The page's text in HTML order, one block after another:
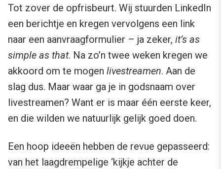
Tot zover de opfrisbeurt. Wij stuurden LinkedIn
een berichtje en kregen vervolgens een link
naar een aanvraagformulier – ja zeker, it’s as
simple as that. Na zo’n twee weken kregen we
akkoord om te mogen livestreamen. Aan de
slag dus. Maar waar ga je in godsnaam over
livestreamen? Want er is maar één eerste keer,
en die wilden we natuurlijk gelijk goed doen.
Een hoop ideeën hebben de revue gepasseerd:
van het laagdrempelige ‘kijkje achter de